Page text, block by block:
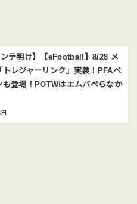
ンテ明け】【eFootball】8/28 メ
トレジャーリンク」実装！PFAベ
も登場！POTWはエムバペらなか